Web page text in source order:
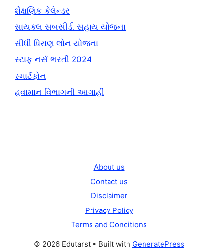
શૈક્ષણિક કેલેન્ડર
સાયકલ સબસીડી સહાય યોજના
સીધી ધિરાણ લોન યોજના
સ્ટાફ નર્સ ભરતી 2024
સ્માર્ટફોન
હવામાન વિભાગની આગાહી
About us
Contact us
Disclaimer
Privacy Policy
Terms and Conditions
© 2026 Edutarst • Built with GeneratePress